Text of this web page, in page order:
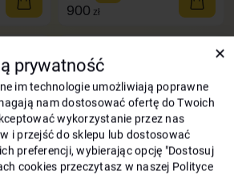
900 zł
✕
prywatność
im technologie umożliwiają poprawne
nam dostosować ofertę do Twoich
wykorzystanie przez nas
i przejść do sklepu lub dostosować
preferencji, wybierając opcję "Dostosuj
cookies przeczytasz w naszej Polityce